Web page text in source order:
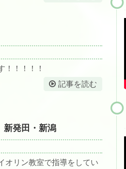
！！！！！
記事を読む
発田・新潟
オリン教室で指導をしてい